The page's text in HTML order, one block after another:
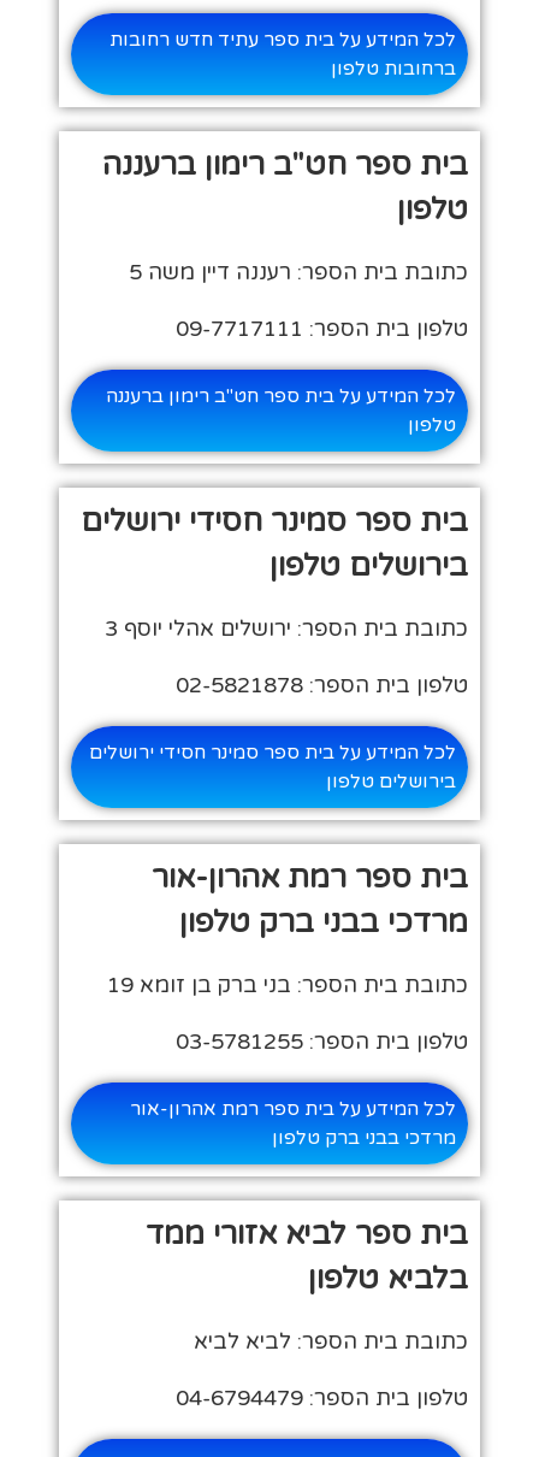
לכל המידע על בית ספר עתיד חדש רחובות
ברחובות טלפון
בית ספר חט"ב רימון ברעננה
טלפון
כתובת בית הספר: רעננה דיין משה 5
טלפון בית הספר: 09-7717111
לכל המידע על בית ספר חט"ב רימון ברעננה
טלפון
בית ספר סמינר חסידי ירושלים
בירושלים טלפון
כתובת בית הספר: ירושלים אהלי יוסף 3
טלפון בית הספר: 02-5821878
לכל המידע על בית ספר סמינר חסידי ירושלים
בירושלים טלפון
בית ספר רמת אהרון-אור
מרדכי בבני ברק טלפון
כתובת בית הספר: בני ברק בן זומא 19
טלפון בית הספר: 03-5781255
לכל המידע על בית ספר רמת אהרון-אור
מרדכי בבני ברק טלפון
בית ספר לביא אזורי ממד
בלביא טלפון
כתובת בית הספר: לביא לביא
טלפון בית הספר: 04-6794479